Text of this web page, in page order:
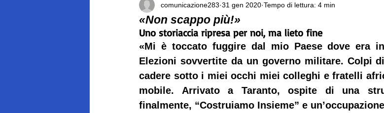
«Non scappo più!»
comunicazione283 31 gen 2020 Tempo di lettura: 4 min
Uno storiaccia ripresa per noi, ma lieto fine
«Mi è toccato fuggire dal mio Paese dove era
Elezioni sovvertite da un governo militare. Colpi
cadere sotto i miei occhi miei colleghi e fratelli
mobile. Arrivato a Taranto, ospite di una
finalmente, “Costruiamo Insieme” e